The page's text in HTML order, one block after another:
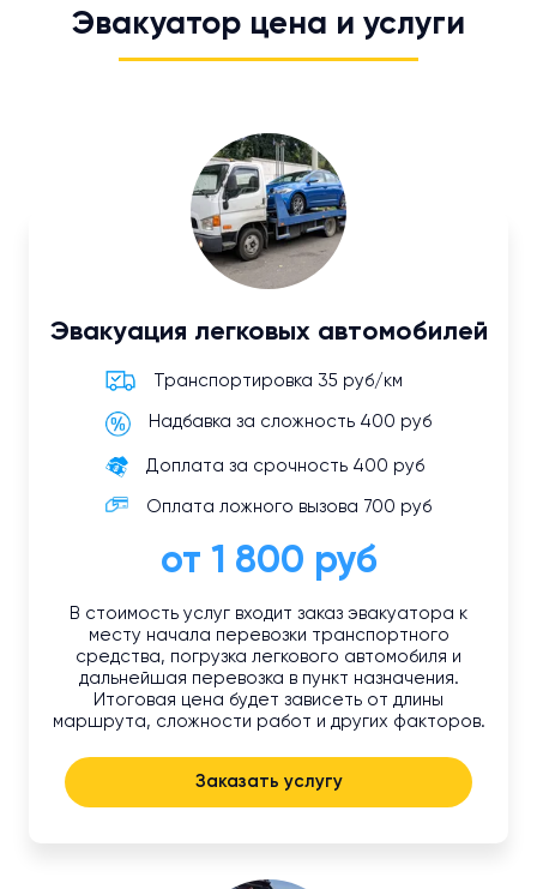
Эвакуатор цена и услуги
Эвакуация легковых автомобилей
Транспортировка 35 руб/км
Надбавка за сложность 400 руб
Доплата за срочность 400 руб
Оплата ложного вызова 700 руб
от 1 800 руб
В стоимость услуг входит заказ эвакуатора к
месту начала перевозки транспортного
средства, погрузка легкового автомобиля и
дальнейшая перевозка в пункт назначения.
Итоговая цена будет зависеть от длины
маршрута, сложности работ и других факторов.
Заказать услугу